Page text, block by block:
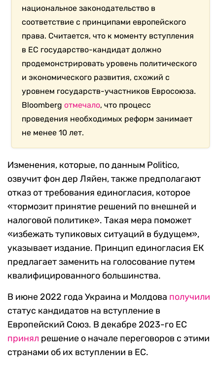
национальное законодательство в
соответствие с принципами европейского
права. Считается, что к моменту вступления
в ЕС государство-кандидат должно
продемонстрировать уровень политического
и экономического развития, схожий с
уровнем государств-участников Евросоюза.
Bloombergотмечало, что процесс
проведения необходимых реформ занимает
не менее 10 лет.
Изменения, которые, по данным Politico,
озвучит фон дер Ляйен, также предполагают
отказ от требования единогласия, которое
«тормозит принятие решений по внешней и
налоговой политике». Такая мера поможет
«избежать тупиковых ситуаций в будущем»,
указывает издание. Принцип единогласия ЕК
предлагает заменить на голосование путем
квалифицированного большинства.
В июне 2022 года Украина и Молдова получили
статус кандидатов на вступление в
Европейский Союз. В декабре 2023-го ЕС
принял решение о начале переговоров с этими
странами об их вступлении в ЕС.